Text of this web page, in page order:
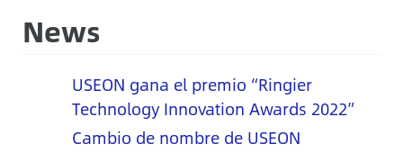
News
USEON gana el premio “Ringier
Technology Innovation Awards 2022”
Cambio de nombre de USEON